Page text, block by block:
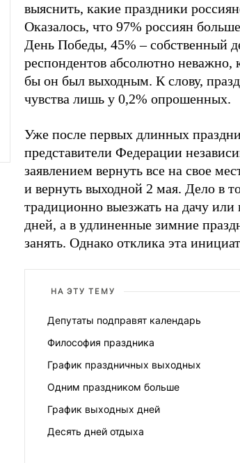
выяснить, какие праздники
Оказалось, что 97% россиян
День Победы, 45% – собственный
респондентов абсолютно неважно,
бы он был выходным. К слову,
чувства лишь у 0,2% опрошенных.
Уже после первых длинных
представители Федерации
заявлением вернуть все на свое
и вернуть выходной 2 мая. Дело в
традиционно выезжать на дачу или
дней, а в удлиненные зимние
занять. Однако отклика эта
НА ЭТУ ТЕМУ
Депутаты подправят календарь
Философия праздника
График праздничных выходных
Одним праздником больше
График выходных дней
Десять дней отдыха